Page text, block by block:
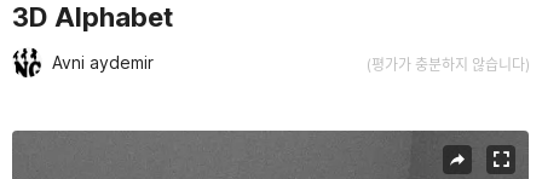
3D Alphabet
Avni aydemir (평가가 충분하지 않습니다)